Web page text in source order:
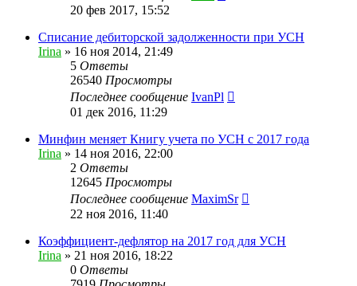
20 фев 2017, 15:52
Списание дебиторской задолженности при УСН
Irina » 16 ноя 2014, 21:49
5 Ответы
26540 Просмотры
Последнее сообщение IvanPl
01 дек 2016, 11:29
Минфин меняет Книгу учета по УСН с 2017 года
Irina » 14 ноя 2016, 22:00
2 Ответы
12645 Просмотры
Последнее сообщение MaximSr
22 ноя 2016, 11:40
Коэффициент-дефлятор на 2017 год для УСН
Irina » 21 ноя 2016, 18:22
0 Ответы